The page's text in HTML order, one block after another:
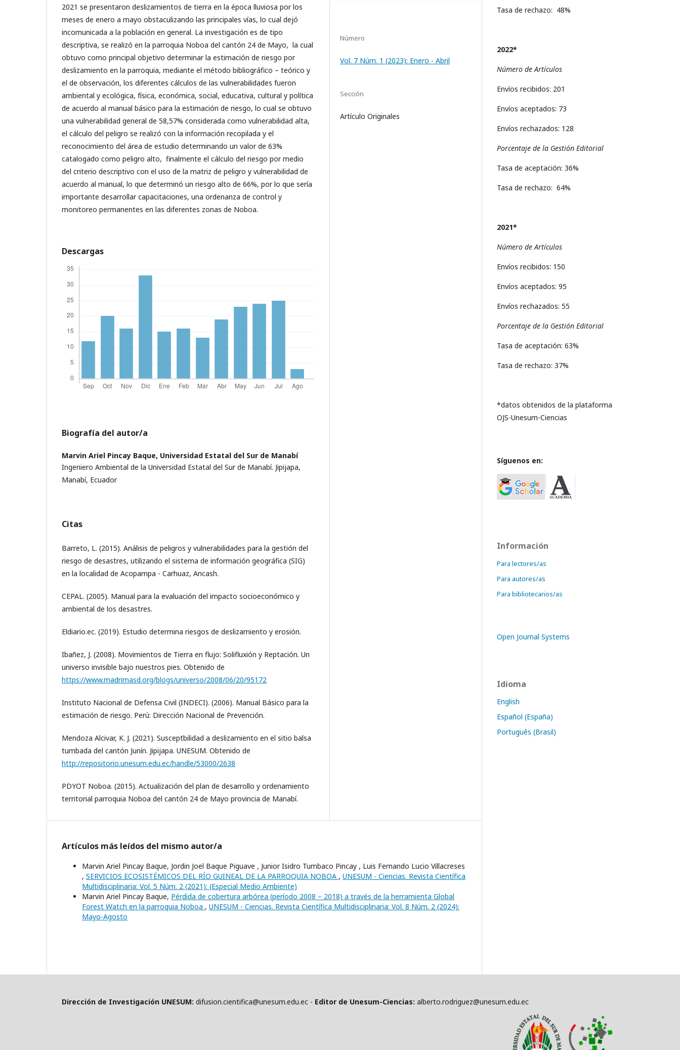
2021 se presentaron deslizamientos de tierra en la época lluviosa por los
meses de enero a mayo obstaculizando las principales vías, lo cual dejó
incomunicada a la población en general. La investigación es de tipo
descriptiva, se realizó en la parroquia Noboa del cantón 24 de Mayo, la cual
obtuvo como principal objetivo determinar la estimación de riesgo por
deslizamiento en la parroquia, mediante el método bibliográfico – teórico y
el de observación, los diferentes cálculos de las vulnerabilidades fueron
ambiental y ecológica, física, económica, social, educativa, cultural y política
de acuerdo al manual básico para la estimación de riesgo, lo cual se obtuvo
una vulnerabilidad general de 58,57% considerada como vulnerabilidad alta,
el cálculo del peligro se realizó con la información recopilada y el
reconocimiento del área de estudio determinando un valor de 63%
catalogado como peligro alto, finalmente el cálculo del riesgo por medio
del criterio descriptivo con el uso de la matriz de peligro y vulnerabilidad de
acuerdo al manual, lo que determinó un riesgo alto de 66%, por lo que sería
importante desarrollar capacitaciones, una ordenanza de control y
monitoreo permanentes en las diferentes zonas de Noboa.
Descargas
Biografía del autor/a
Marvin Ariel Pincay Baque, Universidad Estatal del Sur de Manabí
Ingeniero Ambiental de la Universidad Estatal del Sur de Manabí. Jipijapa,
Manabí, Ecuador
Citas
Barreto, L. (2015). Análisis de peligros y vulnerabilidades para la gestión del
riesgo de desastres, utilizando el sistema de información geográfica (SIG)
en la localidad de Acopampa - Carhuaz, Ancash.
CEPAL. (2005). Manual para la evaluación del impacto socioeconómico y
ambiental de los desastres.
Eldiario.ec. (2019). Estudio determina riesgos de deslizamiento y erosión.
Ibañez, J. (2008). Movimientos de Tierra en flujo: Solifluxión y Reptación. Un
universo invisible bajo nuestros pies. Obtenido de
https://www.madrimasd.org/blogs/universo/2008/06/20/95172
Instituto Nacional de Defensa Civil (INDECI). (2006). Manual Básico para la
estimación de riesgo. Perú: Dirección Nacional de Prevención.
Mendoza Alcivar, K. J. (2021). Susceptbilidad a deslizamiento en el sitio balsa
tumbada del cantón Junín. Jipijapa. UNESUM. Obtenido de
http://repositorio.unesum.edu.ec/handle/53000/2638
PDYOT Noboa. (2015). Actualización del plan de desarrollo y ordenamiento
territorial parroquia Noboa del cantón 24 de Mayo provincia de Manabí.
Número
Vol. 7 Núm. 1 (2023): Enero - Abril
Sección
Artículo Originales
Artículos más leídos del mismo autor/a
Marvin Ariel Pincay Baque, Jordin Joel Baque Piguave , Junior Isidro Tumbaco Pincay , Luis Fernando Lucio Villacreses
, SERVICIOS ECOSISTÉMICOS DEL RÍO GUINEAL DE LA PARROQUIA NOBOA , UNESUM - Ciencias. Revista Científica
Multidisciplinaria: Vol. 5 Núm. 2 (2021): (Especial Medio Ambiente)
Marvin Ariel Pincay Baque, Pérdida de cobertura arbórea (período 2008 – 2018) a través de la herramienta Global
Forest Watch en la parroquia Noboa , UNESUM - Ciencias. Revista Científica Multidisciplinaria: Vol. 8 Núm. 2 (2024):
Mayo-Agosto
Tasa de rechazo: 48%
2022*
Número de Artículos
Envíos recibidos: 201
Envíos aceptados: 73
Envíos rechazados: 128
Porcentaje de la Gestión Editorial
Tasa de aceptación: 36%
Tasa de rechazo: 64%
2021*
Número de Artículos
Envíos recibidos: 150
Envíos aceptados: 95
Envíos rechazados: 55
Porcentaje de la Gestión Editorial
Tasa de aceptación: 63%
Tasa de rechazo: 37%
*datos obtenidos de la plataforma
OJS-Unesum-Ciencias
Síguenos en:
Información
Para lectores/as
Para autores/as
Para bibliotecarios/as
Open Journal Systems
Idioma
English
Español (España)
Português (Brasil)
Dirección de Investigación UNESUM: difusion.cientifica@unesum.edu.ec - Editor de Unesum-Ciencias: alberto.rodriguez@unesum.edu.ec